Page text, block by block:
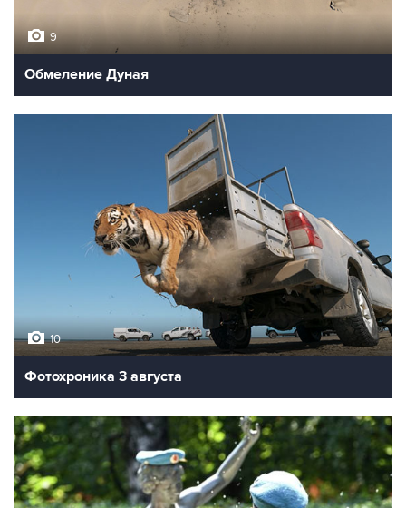
9
Обмеление Дуная
10
Фотохроника 3 августа